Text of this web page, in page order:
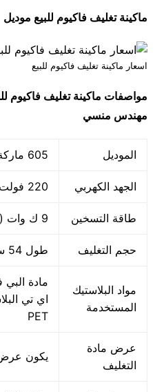
ماكينة تغليف فاكيوم للبيع موديل 605 ماركة مهندس منسي
اسعار ماكينة تغليف فاكيوم للبيع
مواصفات ماكينة تغليف فاكيوم
مهندس منسي
الموديل 605 ماركة مهندس منسي
الجهد الكهربي 220 فولت
طاقة التسخين 9 ك وات (18 سخان ×500 وات)
حجم التغليف طول 54 سم × عرض 39 سم
مواد البلاستيك
المستخدمة
مادة
PET
عرض مادة
التغليف
يكون عرض